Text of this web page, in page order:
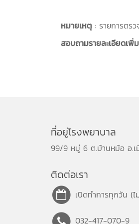
หมายเหตุ : รายการตร
สอบถามรายละเอียดเ
ที่อยู่โรงพยาบาล
99/9 หมู่ 6 ต.บ้านหม้อ อ.
ติดต่อเรา
เปิดทำการทุกวัน (ไ
032-417-070-9